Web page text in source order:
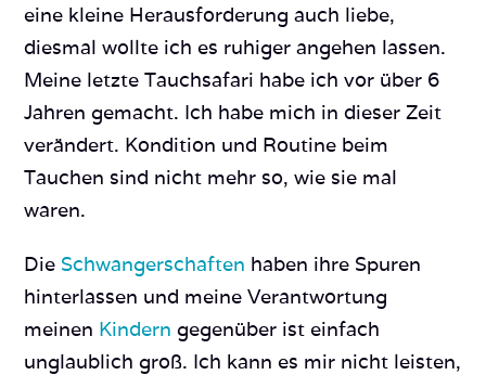
eine kleine Herausforderung auch liebe,
diesmal wollte ich es ruhiger angehen lassen.
Meine letzte Tauchsafari habe ich vor über 6
Jahren gemacht. Ich habe mich in dieser Zeit
verändert. Kondition und Routine beim
Tauchen sind nicht mehr so, wie sie mal
waren.
Die Schwangerschaften haben ihre Spuren
hinterlassen und meine Verantwortung
meinen Kindern gegenüber ist einfach
unglaublich groß. Ich kann es mir nicht leisten,